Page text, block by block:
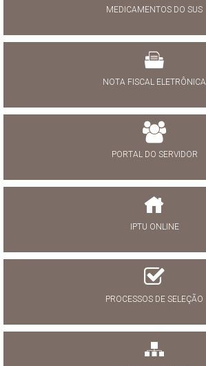
MEDICAMENTOS DO SUS
NOTA FISCAL ELETRÔNICA
PORTAL DO SERVIDOR
IPTU ONLINE
PROCESSOS DE SELEÇÃO